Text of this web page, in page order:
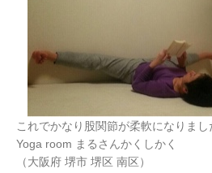
これでかなり股関節が柔軟になりまし
Yoga room まるさんかくしかく
（大阪府 堺市 堺区 南区）